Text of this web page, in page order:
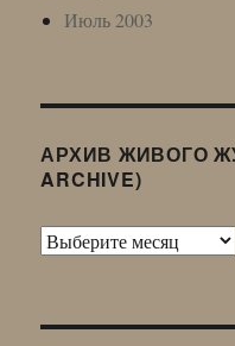
Июль 2003
АРХИВ ЖИВОГО
ARCHIVE)
Архив